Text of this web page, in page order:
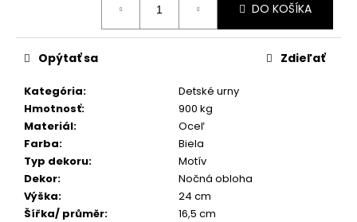
DO KOŠÍKA
Kategória:
Detské urny
Hmotnosť:
900 kg
Materiál:
Oceľ
Farba:
Biela
Typ dekoru:
Motív
Dekor:
Nočná obloha
Výška:
24 cm
Šířka/ průměr:
16,5 cm
Opýtať sa Zdieľať
O
d
p
o
ú
č
a
m
e